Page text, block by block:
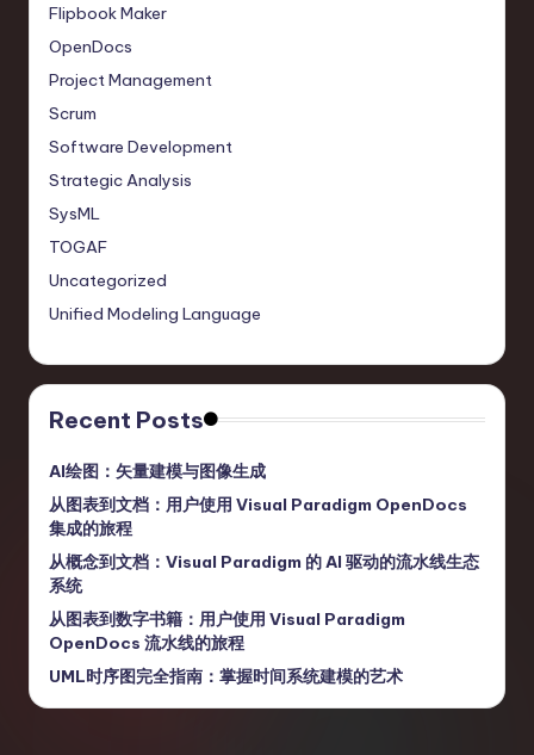
Flipbook Maker
OpenDocs
Project Management
Scrum
Software Development
Strategic Analysis
SysML
TOGAF
Uncategorized
Unified Modeling Language
Recent Posts
AI绘图：矢量建模与图像生成
从图表到文档：用户使用 Visual Paradigm OpenDocs
集成的旅程
从概念到文档：Visual Paradigm 的 AI 驱动的流水线生态
系统
从图表到数字书籍：用户使用 Visual Paradigm
OpenDocs 流水线的旅程
UML时序图完全指南：掌握时间系统建模的艺术